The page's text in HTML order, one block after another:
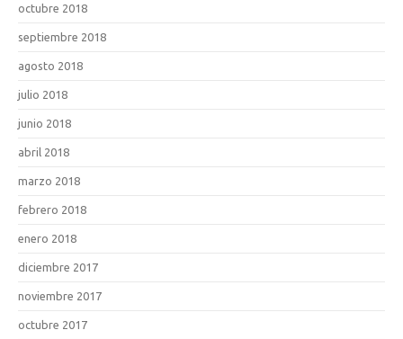
octubre 2018
septiembre 2018
agosto 2018
julio 2018
junio 2018
abril 2018
marzo 2018
febrero 2018
enero 2018
diciembre 2017
noviembre 2017
octubre 2017